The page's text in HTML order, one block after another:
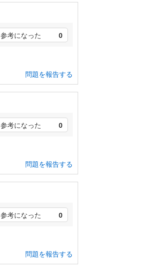
参考になった 0
問題を報告する
参考になった 0
問題を報告する
参考になった 0
問題を報告する